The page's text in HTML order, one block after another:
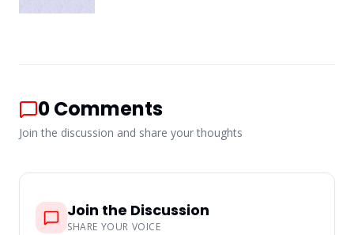
0Comments
Join the discussion and share your thoughts
Join the Discussion
SHARE YOUR VOICE